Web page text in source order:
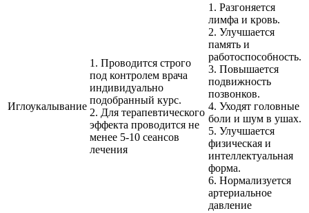
Иглоукалывание
1. Проводится строго
под контролем врача
индивидуально
подобранный курс.
2. Для терапевтического
эффекта проводится не
менее 5-10 сеансов
лечения
1. Разгоняется
лимфа и кровь.
2. Улучшается
память и
работоспособность.
3. Повышается
подвижность
позвонков.
4. Уходят головные
боли и шум в ушах.
5. Улучшается
физическая и
интеллектуальная
форма.
6. Нормализуется
артериальное
давление